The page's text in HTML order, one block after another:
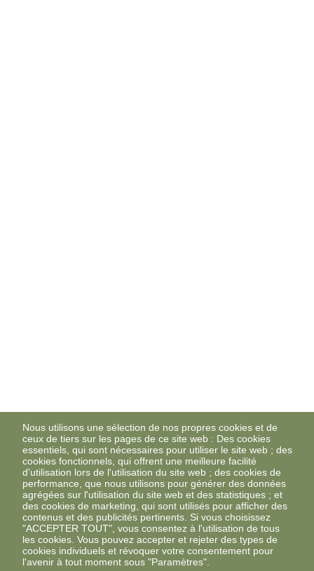
Nous utilisons une sélection de nos propres cookies et de
ceux de tiers sur les pages de ce site web : Des cookies
essentiels, qui sont nécessaires pour utiliser le site web ; des
cookies fonctionnels, qui offrent une meilleure facilité
d'utilisation lors de l'utilisation du site web ; des cookies de
performance, que nous utilisons pour générer des données
agrégées sur l'utilisation du site web et des statistiques ; et
des cookies de marketing, qui sont utilisés pour afficher des
contenus et des publicités pertinents. Si vous choisissez
"ACCEPTER TOUT", vous consentez à l'utilisation de tous
les cookies. Vous pouvez accepter et rejeter des types de
cookies individuels et révoquer votre consentement pour
l'avenir à tout moment sous "Paramètres".